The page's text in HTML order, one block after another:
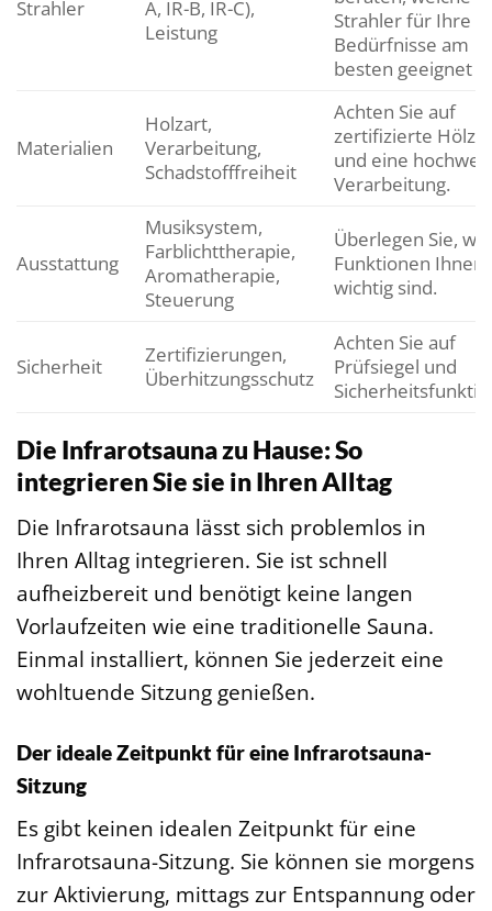
Strahler
A, IR-B, IR-C),
Leistung
Strahler für Ihre
Bedürfnisse am
besten geeignet
Materialien
Holzart,
Verarbeitung,
Schadstofffreiheit
Achten Sie auf
zertifizierte
und eine
Verarbeitung.
Ausstattung
Musiksystem,
Farblichttherapie,
Aromatherapie,
Steuerung
Überlegen Sie,
Funktionen Ihnen
wichtig sind.
Sicherheit
Zertifizierungen,
Überhitzungsschutz
Achten Sie auf
Prüfsiegel und
Die Infrarotsauna zu Hause: So
integrieren Sie sie in Ihren Alltag
Die Infrarotsauna lässt sich problemlos in
Ihren Alltag integrieren. Sie ist schnell
aufheizbereit und benötigt keine langen
Vorlaufzeiten wie eine traditionelle Sauna.
Einmal installiert, können Sie jederzeit eine
wohltuende Sitzung genießen.
Der ideale Zeitpunkt für eine Infrarotsauna-
Sitzung
Es gibt keinen idealen Zeitpunkt für eine
Infrarotsauna-Sitzung. Sie können sie morgens
zur Aktivierung, mittags zur Entspannung oder